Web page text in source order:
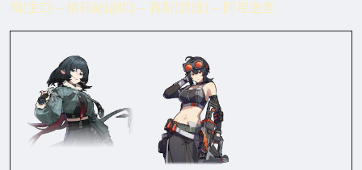
簡(主C) -- 格莉絲(副C) -- 賽斯(防護) -- 阿崔巡查